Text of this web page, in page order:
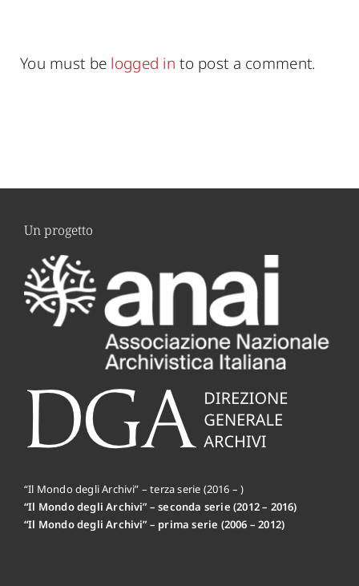
You must be logged in to post a comment.
Un progetto
“Il Mondo degli Archivi” – terza serie (2016 – )
“Il Mondo degli Archivi” – seconda serie (2012 – 2016)
“Il Mondo degli Archivi” – prima serie (2006 – 2012)